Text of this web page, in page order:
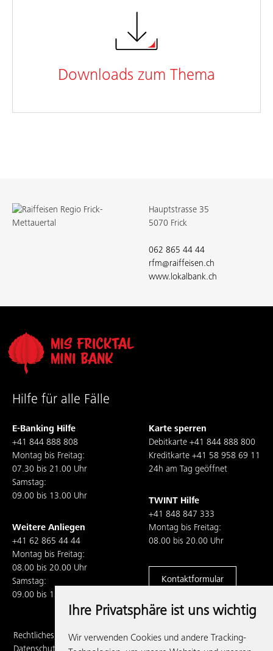
Ihre Privatsphäre ist uns wichtig
Wir verwenden Cookies und andere Tracking-
Downloads zum Thema
Hauptstrasse 35
5070 Frick
062 865 44 44
rfm@raiffeisen.ch
www.lokalbank.ch
Hilfe für alle Fälle
E-Banking Hilfe
+41 844 888 808
Montag bis Freitag:
07.30 bis 21.00 Uhr
Samstag:
09.00 bis 13.00 Uhr
Weitere Anliegen
+41 62 865 44 44
Montag bis Freitag:
08.00 bis 20.00 Uhr
Samstag:
09.00 bis 13.00 Uhr
Karte sperren
Debitkarte +41 844 888 800
Kreditkarte +41 58 958 69 11
24h am Tag geöffnet
TWINT Hilfe
+41 848 847 333
Montag bis Freitag:
08.00 bis 20.00 Uhr
Kontaktformular
Rechtliches,